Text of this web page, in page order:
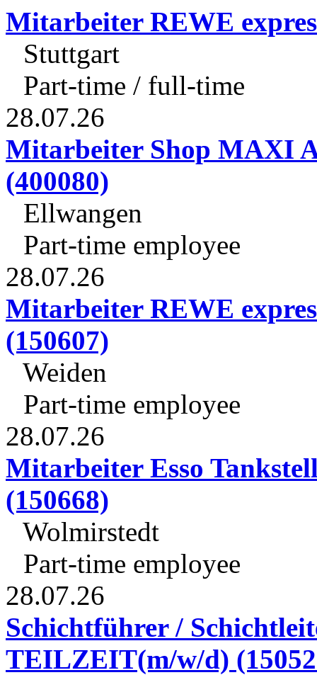
Mitarbeiter REWE
Stuttgart
Part-time / full-time
28.07.26
Mitarbeiter Shop MAXI
(400080)
Ellwangen
Part-time employee
28.07.26
Mitarbeiter REWE
(150607)
Weiden
Part-time employee
28.07.26
Mitarbeiter Esso
(150668)
Wolmirstedt
Part-time employee
28.07.26
Schichtführer /
TEILZEIT(m/w/d)